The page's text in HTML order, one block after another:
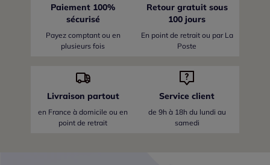
Paiement 100%
sécurisé
Payez comptant ou en
plusieurs fois
Retour gratuit sous
100 jours
En point de retrait ou par La
Poste
Livraison partout
en France à domicile ou en
point de retrait
Service client
de 9h à 18h du lundi au
samedi